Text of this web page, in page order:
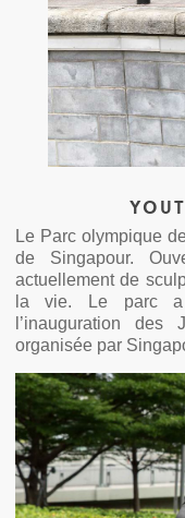
Le Parc olympique
de Singapour.
actuellement de
la vie. Le parc a
l’inauguration
organisée par